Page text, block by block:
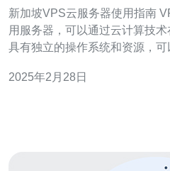
新加坡VPS云服务器使用指南 VPS云服务器是一种虚拟专
用服务器，可以通过云计算技
具有独立的操作系统和资源，
基础设施和稳定的网络连接。选
2025年2月28日